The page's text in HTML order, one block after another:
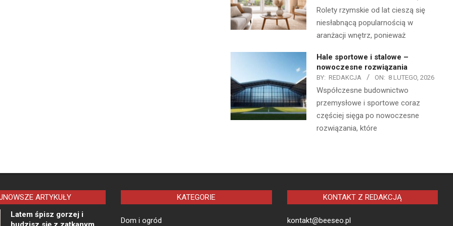
Rolety rzymskie od lat cieszą się
niesłabnącą popularnością w
aranżacji wnętrz, ponieważ
Hale sportowe i stalowe –
nowoczesne rozwiązania
BY: REDAKCJA ON: 8 LUTEGO, 2026
Współczesne budownictwo
przemysłowe i sportowe coraz
częściej sięga po nowoczesne
rozwiązania, które
ARTYKUŁY
Latem śpisz gorzej i
KATEGORIE
Dom i ogród
KONTAKT Z REDAKCJĄ
kontakt@beeseo.pl